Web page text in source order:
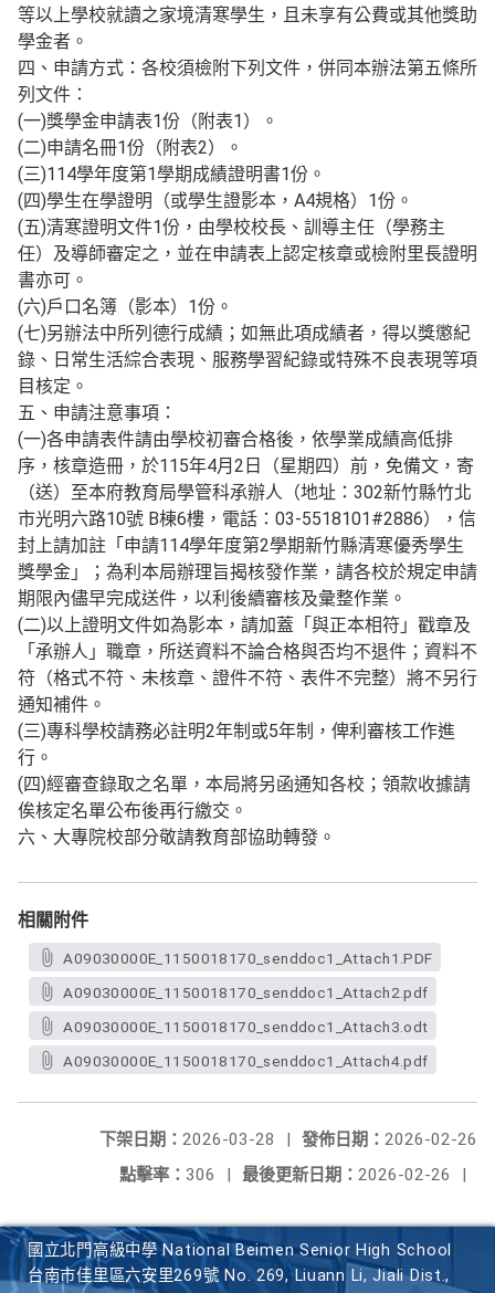
等以上學校就讀之家境清寒學生，且未享有公費或其他獎助
學金者。
四、申請方式：各校須檢附下列文件，併同本辦法第五條所
列文件：
(一)獎學金申請表1份（附表1）。
(二)申請名冊1份（附表2）。
(三)114學年度第1學期成績證明書1份。
(四)學生在學證明（或學生證影本，A4規格）1份。
(五)清寒證明文件1份，由學校校長、訓導主任（學務主
任）及導師審定之，並在申請表上認定核章或檢附里長證明
書亦可。
(六)戶口名簿（影本）1份。
(七)另辦法中所列德行成績；如無此項成績者，得以獎懲紀
錄、日常生活綜合表現、服務學習紀錄或特殊不良表現等項
目核定。
五、申請注意事項：
(一)各申請表件請由學校初審合格後，依學業成績高低排
序，核章造冊，於115年4月2日（星期四）前，免備文，寄
（送）至本府教育局學管科承辦人（地址：302新竹縣竹北
市光明六路10號 B棟6樓，電話：03-5518101#2886），信
封上請加註「申請114學年度第2學期新竹縣清寒優秀學生
獎學金」；為利本局辦理旨揭核發作業，請各校於規定申請
期限內儘早完成送件，以利後續審核及彙整作業。
(二)以上證明文件如為影本，請加蓋「與正本相符」戳章及
「承辦人」職章，所送資料不論合格與否均不退件；資料不
符（格式不符、未核章、證件不符、表件不完整）將不另行
通知補件。
(三)專科學校請務必註明2年制或5年制，俾利審核工作進
行。
(四)經審查錄取之名單，本局將另函通知各校；領款收據請
俟核定名單公布後再行繳交。
六、大專院校部分敬請教育部協助轉發。
相關附件
A09030000E_1150018170_senddoc1_Attach1.PDF
A09030000E_1150018170_senddoc1_Attach2.pdf
A09030000E_1150018170_senddoc1_Attach3.odt
A09030000E_1150018170_senddoc1_Attach4.pdf
發佈日期： 2026-02-26
下架日期： 2026-03-28
|
最後更新日期： 2026-02-26 |
點擊率： 306 |
國立北門高級中學 National Beimen Senior High School
台南市佳里區六安里269號 No. 269, Liuann Li, Jiali Dist.,